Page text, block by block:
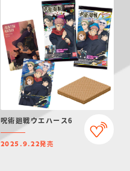
呪術廻戦ウエハース6
2025.9.22発売